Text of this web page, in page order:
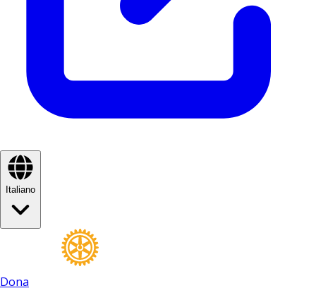
Italiano
Dona